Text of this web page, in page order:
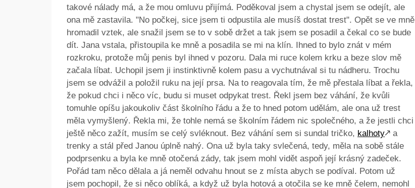
takové nálady má, a že mou omluvu přijímá. Poděkoval jsem a chystal jsem se odejít, ale
ona mě zastavila. "No počkej, sice jsem ti odpustila ale musíš dostat trest". Opět se ve mně
hromadil vztek, ale snažil jsem se to v sobě držet a tak jsem se posadil a čekal co se bude
dít. Jana vstala, přistoupila ke mně a posadila se mi na klín. Ihned to bylo znát v mém
rozkroku, protože můj penis byl ihned v pozoru. Dala mi ruce kolem krku a beze slov mě
začala líbat. Uchopil jsem ji instinktivně kolem pasu a vychutnával si tu nádheru. Trochu
jsem se odvážil a položil ruku na její prsa. Na to reagovala tím, že mě přestala líbat a řekla,
že pokud chci i něco víc, budu si muset odpykat trest. Řekl jsem bez váhání, že kvůli
tomuhle opíšu jakoukoliv část školního řádu a že to hned potom udělám, ale ona už trest
měla vymyšlený. Řekla mi, že tohle nemá se školním řádem nic společného, a že jestli chci
ještě něco zažít, musím se celý svléknout. Bez váhání sem si sundal tričko, kalhoty🡕 a
trenky a stál před Janou úplně nahý. Ona už byla taky svlečená, tedy, měla na sobě stále
podprsenku a byla ke mně otočená zády, tak jsem mohl vidět aspoň její krásný zadeček.
Pořád tam něco dělala a já neměl odvahu hnout se z místa abych se podíval. Potom už
jsem pochopil, že si něco oblíká, a když už byla hotová a otočila se ke mně čelem, nemohl